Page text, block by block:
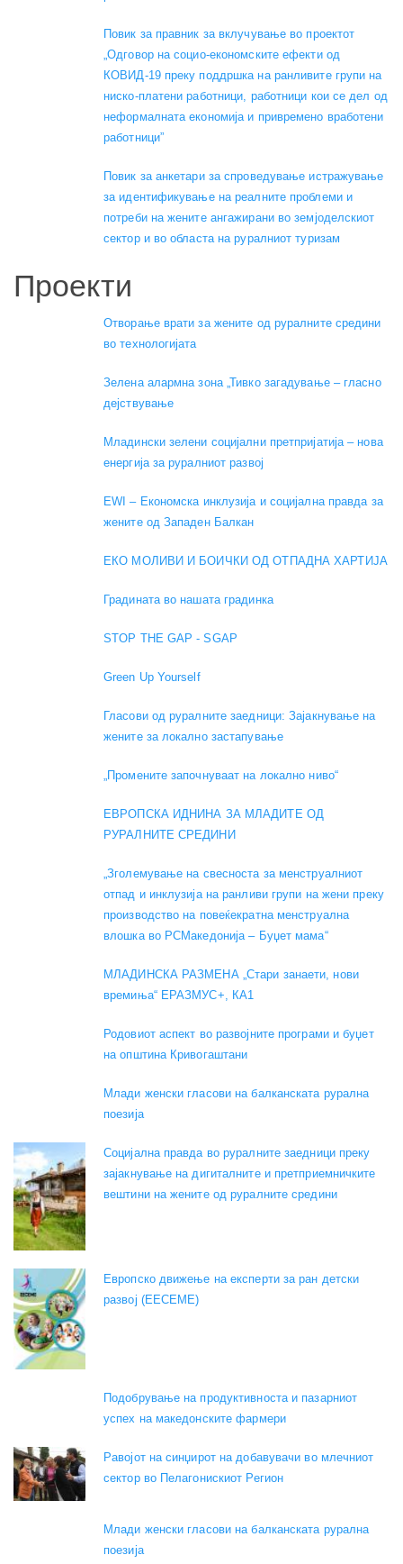
Повик за правник за вклучување во проектот
„Одговор на социо-економските ефекти од
КОВИД-19 преку поддршка на ранливите групи на
ниско-платени работници, работници кои се дел од
неформалната економија и привремено вработени
работници”
Повик за анкетари за спроведување истражување
за идентификување на реалните проблеми и
потреби на жените ангажирани во земјоделскиот
сектор и во областа на руралниот туризам
Проекти
Отворање врати за жените од руралните средини
во технологијата
Зелена алармна зона „Тивко загадување – гласно
дејствување
Младински зелени социјални претпријатија – нова
енергија за руралниот развој
EWI – Економска инклузија и социјална правда за
жените од Западен Балкан
ЕКО МОЛИВИ И БОИЧКИ ОД ОТПАДНА ХАРТИЈА
Градината во нашата градинка
STOP THE GAP - SGAP
Green Up Yourself
Гласови од руралните заедници: Зајакнување на
жените за локално застапување
„Промените започнуваат на локално ниво“
ЕВРОПСКА ИДНИНА ЗА МЛАДИТЕ ОД
РУРАЛНИТЕ СРЕДИНИ
„Зголемување на свесноста за менструалниот
отпад и инклузија на ранливи групи на жени преку
производство на повеќекратна менструална
влошка во РСМакедонија – Буџет мама“
МЛАДИНСКА РАЗМЕНА „Стари занаети, нови
времиња“ ЕРАЗМУС+, КА1
Родовиот аспект во развојните програми и буџет
на општина Кривогаштани
Mлади женски гласови на балканската рурална
поезија
Социјална правда во руралните заедници преку
зајакнување на дигиталните и претприемничките
вештини на жените од руралните средини
Европско движење на експерти за ран детски
развој (EECEME)
Подобрување на продуктивноста и пазарниот
успех на македонските фармери
Равојот на синџирот на добавувачи во млечниот
сектор во Пелагонискиот Регион
Mлади женски гласови на балканската рурална
поезија